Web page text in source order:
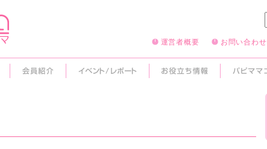
運営者概要 お問い合わせ